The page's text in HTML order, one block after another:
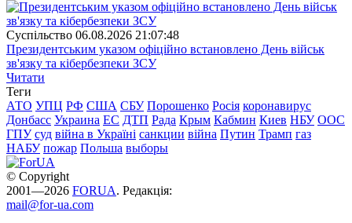
Суспiльство 06.08.2026 21:07:48
Президентським указом офіційно встановлено День військ
зв'язку та кібербезпеки ЗСУ
Читати
Теги
АТО УПЦ РФ США СБУ Порошенко Росія коронавирус
Донбасс Украина ЕС ДТП Рада Крым Кабмин Киев НБУ ООС
ГПУ суд війна в Україні санкции війна Путин Трамп газ
НАБУ пожар Польша выборы
© Copyright
2001—2026 FORUA. Редакція:
mail@for-ua.com